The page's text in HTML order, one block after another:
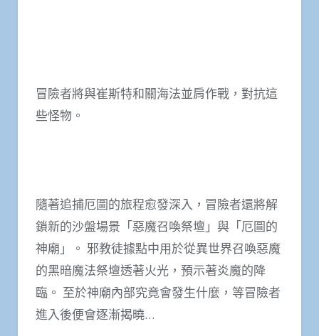
冒險者將與崔斯特和關海法並肩作戰，對抗這
些怪物。
隨著追捕厄圖的旅程愈發深入，冒險者還將解
鎖新的沙盤場景「惡魔召喚祭壇」與「厄圖的
神廟」。 邪教徒據點中用於從異世界召喚惡魔
的黑暗魔法祭壇透著火光，預示著炎魔的降
臨。 至於神廟內部究竟會發生什麼，等冒險者
進入後便會逐漸揭曉…